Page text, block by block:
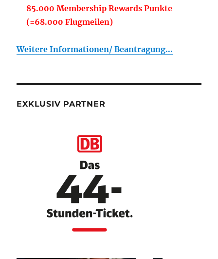
85.000 Membership Rewards Punkte
(=68.000 Flugmeilen)
Weitere Informationen/ Beantragung...
EXKLUSIV PARTNER